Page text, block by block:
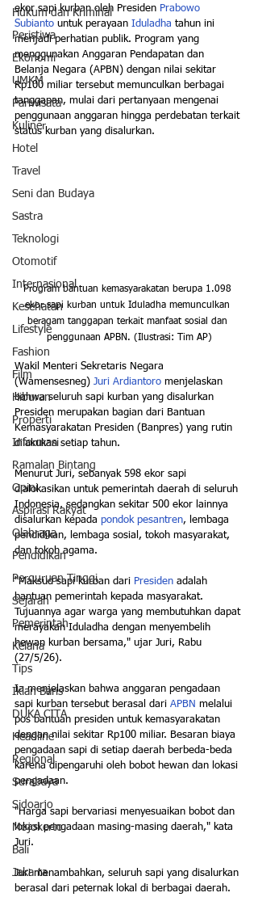
Hukum dan Kriminal
Peristiwa
Ekonomi
UMKM
Pariwisata
Kuliner
Hotel
Travel
Seni dan Budaya
Sastra
Teknologi
Otomotif
Internasional
Kesehatan
Lifestyle
Fashion
Film
Hiburan
Properti
Informasi
Ramalan Bintang
Opini
Aspirasi Rakyat
Olahraga
Pendidikan
Perguruan Tinggi
Sejarah
Pemerintah
Kelana
Tips
Iklan Baris
DUKA CITA
Headline
Regional
Surabaya
Sidoarjo
Mojokerto
Bali
Jakarta
ekor sapi kurban oleh Presiden Prabowo
Subianto untuk perayaan Iduladha tahun ini
menjadi perhatian publik. Program yang
menggunakan Anggaran Pendapatan dan
Belanja Negara (APBN) dengan nilai sekitar
Rp100 miliar tersebut memunculkan berbagai
tanggapan, mulai dari pertanyaan mengenai
penggunaan anggaran hingga perdebatan terkait
status kurban yang disalurkan.
Program bantuan kemasyarakatan berupa 1.098
ekor sapi kurban untuk Iduladha memunculkan
beragam tanggapan terkait manfaat sosial dan
penggunaan APBN. (Ilustrasi: Tim AP)
Wakil Menteri Sekretaris Negara
(Wamensesneg) Juri Ardiantoro menjelaskan
bahwa seluruh sapi kurban yang disalurkan
Presiden merupakan bagian dari Bantuan
Kemasyarakatan Presiden (Banpres) yang rutin
dilakukan setiap tahun.
Menurut Juri, sebanyak 598 ekor sapi
dialokasikan untuk pemerintah daerah di seluruh
Indonesia, sedangkan sekitar 500 ekor lainnya
disalurkan kepada pondok pesantren, lembaga
pendidikan, lembaga sosial, tokoh masyarakat,
dan tokoh agama.
"Maksud sapi kurban dari Presiden adalah
bantuan pemerintah kepada masyarakat.
Tujuannya agar warga yang membutuhkan dapat
merayakan Iduladha dengan menyembelih
hewan kurban bersama," ujar Juri, Rabu
(27/5/26).
Ia menjelaskan bahwa anggaran pengadaan
sapi kurban tersebut berasal dari APBN melalui
pos bantuan presiden untuk kemasyarakatan
dengan nilai sekitar Rp100 miliar. Besaran biaya
pengadaan sapi di setiap daerah berbeda-beda
karena dipengaruhi oleh bobot hewan dan lokasi
pengadaan.
"Harga sapi bervariasi menyesuaikan bobot dan
lokasi pengadaan masing-masing daerah," kata
Juri.
Juri menambahkan, seluruh sapi yang disalurkan
berasal dari peternak lokal di berbagai daerah.